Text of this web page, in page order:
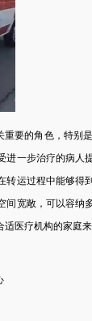
要的角色，特别
一步治疗的病
运过程中能够
宽敞，可以容
医疗机构的家庭